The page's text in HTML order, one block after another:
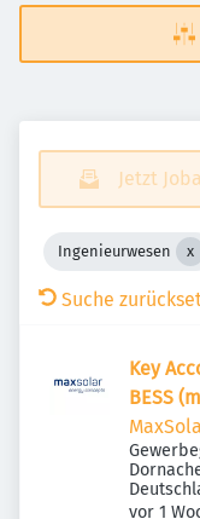
Jetzt
Ingenieurwesen
Suche
Key
BESS
vor 1